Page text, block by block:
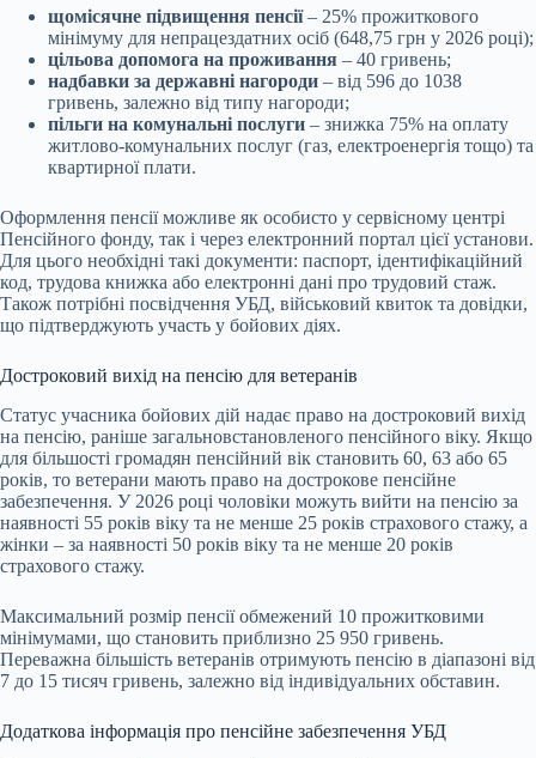
щомісячне підвищення пенсії– 25% прожиткового
мінімуму для непрацездатних осіб (648,75 грн у 2026 році);
цільова допомога на проживання – 40 гривень;
надбавки за державні нагороди – від 596 до 1038
гривень, залежно від типу нагороди;
пільги на комунальні послуги – знижка 75% на оплату
житлово-комунальних послуг (газ, електроенергія тощо) та
квартирної плати.
Оформлення пенсії можливе як особисто у сервісному центрі
Пенсійного фонду, так і через електронний портал цієї установи.
Для цього необхідні такі документи: паспорт, ідентифікаційний
код, трудова книжка або електронні дані про трудовий стаж.
Також потрібні посвідчення УБД, військовий квиток та довідки,
що підтверджують участь у бойових діях.
Достроковий вихід на пенсію для ветеранів
Статус учасника бойових дій надає право на достроковий вихід
на пенсію, раніше загальновстановленого пенсійного віку. Якщо
для більшості громадян пенсійний вік становить 60, 63 або 65
років, то ветерани мають право на дострокове пенсійне
забезпечення. У 2026 році чоловіки можуть вийти на пенсію за
наявності 55 років віку та не менше 25 років страхового стажу, а
жінки – за наявності 50 років віку та не менше 20 років
страхового стажу.
Максимальний розмір пенсії обмежений 10 прожитковими
мінімумами, що становить приблизно 25 950 гривень.
Переважна більшість ветеранів отримують пенсію в діапазоні від
7 до 15 тисяч гривень, залежно від індивідуальних обставин.
Додаткова інформація про пенсійне забезпечення УБД